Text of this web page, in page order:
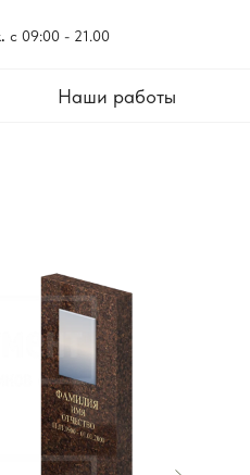
Наши работы
с 09:00 - 21.00